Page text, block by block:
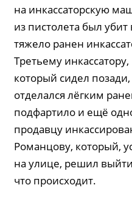
на инкассаторскую
из пистолета был
тяжело ранен
Третьему
который сидел
отделался лёгким
подфартило и ещё
продавцу
Романцову, который,
на улице, решил
что происходит.